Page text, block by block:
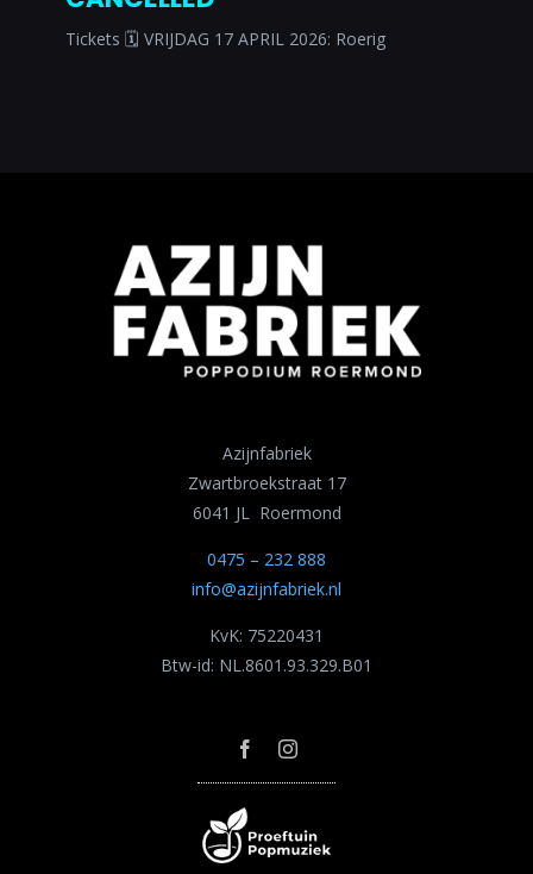
Tickets 🗓 VRIJDAG 17 APRIL 2026: Roerig
Azijnfabriek
Zwartbroekstraat 17
6041 JL Roermond
0475 – 232 888
info@azijnfabriek.nl
KvK: 75220431
Btw-id: NL.8601.93.329.B01